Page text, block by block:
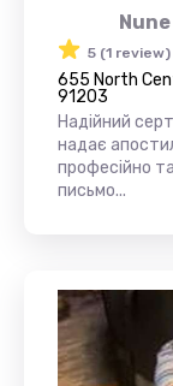
Nune
5 (1 review)
655 North
91203
Надійний
надає
професійно
письмо...